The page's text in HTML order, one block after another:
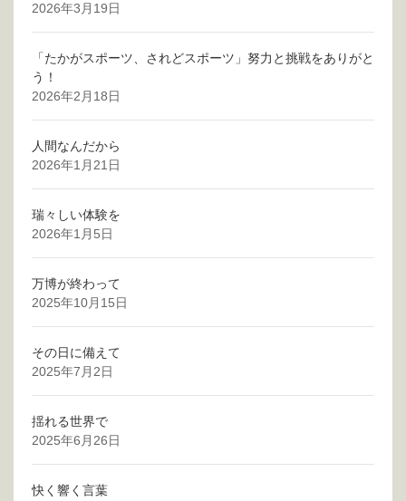
2026年3月19日
「たかがスポーツ、されどスポーツ」努力と挑戦をありがと
う！
2026年2月18日
人間なんだから
2026年1月21日
瑞々しい体験を
2026年1月5日
万博が終わって
2025年10月15日
その日に備えて
2025年7月2日
揺れる世界で
2025年6月26日
快く響く言葉